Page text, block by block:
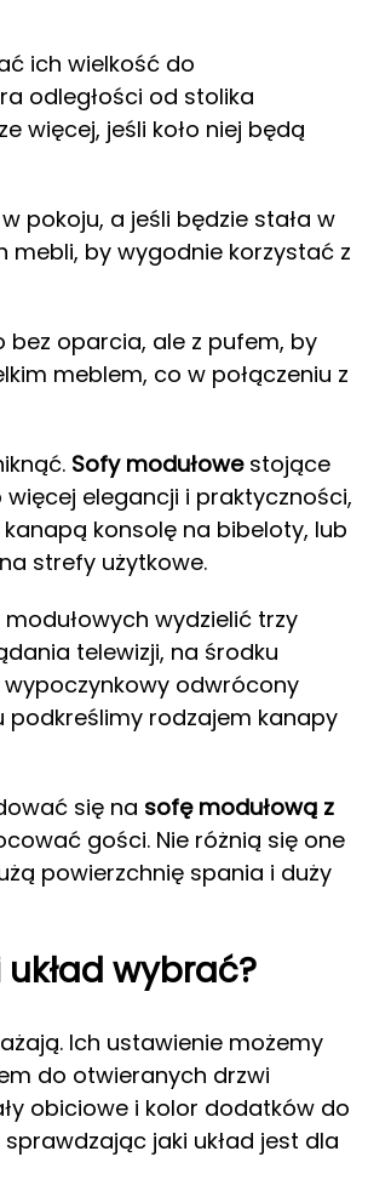
ich wielkość do
odległości od stolika
więcej, jeśli koło niej będą
pokoju, a jeśli będzie stała w
mebli, by wygodnie korzystać z
bez oparcia, ale z pufem, by
meblem, co w połączeniu z
Sofy modułowestojące
elegancji i praktyczności,
konsolę na bibeloty, lub
strefy użytkowe.
wydzielić trzy
telewizji, na środku
odwrócony
podkreślimy rodzajem kanapy
się na sofę modułową z
gości. Nie różnią się one
powierzchnię spania i duży
wybrać?
Ich ustawienie możemy
do otwieranych drzwi
obiciowe i kolor dodatków do
jaki układ jest dla